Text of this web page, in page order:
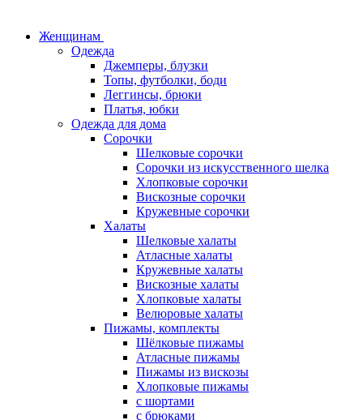
Женщинам
Одежда
Джемперы, блузки
Топы, футболки, боди
Леггинсы, брюки
Платья, юбки
Одежда для дома
Сорочки
Шелковые сорочки
Сорочки из искусственного шелка
Хлопковые сорочки
Вискозные сорочки
Кружевные сорочки
Халаты
Шелковые халаты
Атласные халаты
Кружевные халаты
Вискозные халаты
Хлопковые халаты
Велюровые халаты
Пижамы, комплекты
Шёлковые пижамы
Атласные пижамы
Пижамы из вискозы
Хлопковые пижамы
с шортами
с брюками